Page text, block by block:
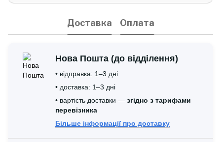
Доставка Оплата
Нова Пошта (до відділення)
• відправка: 1–3 дні
• доставка: 1–3 дні
• вартість доставки — згідно з тарифами
перевізника
Більше інформації про доставку